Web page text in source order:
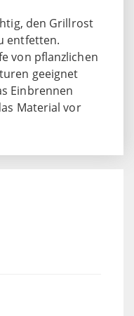
den Grillrost
entfetten.
von pflanzlichen
geeignet
Einbrennen
Material vor